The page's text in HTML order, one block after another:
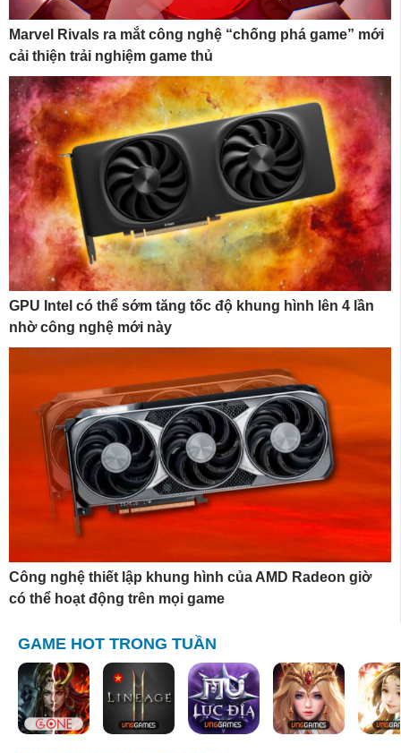
Marvel Rivals ra mắt công nghệ “chống phá game” mới
cải thiện trải nghiệm game thủ
GPU Intel có thể sớm tăng tốc độ khung hình lên 4 lần
nhờ công nghệ mới này
Công nghệ thiết lập khung hình của AMD Radeon giờ
có thể hoạt động trên mọi game
GAME HOT TRONG TUẦN